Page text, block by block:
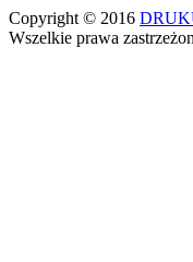
Copyright © 2016
Wszelkie prawa